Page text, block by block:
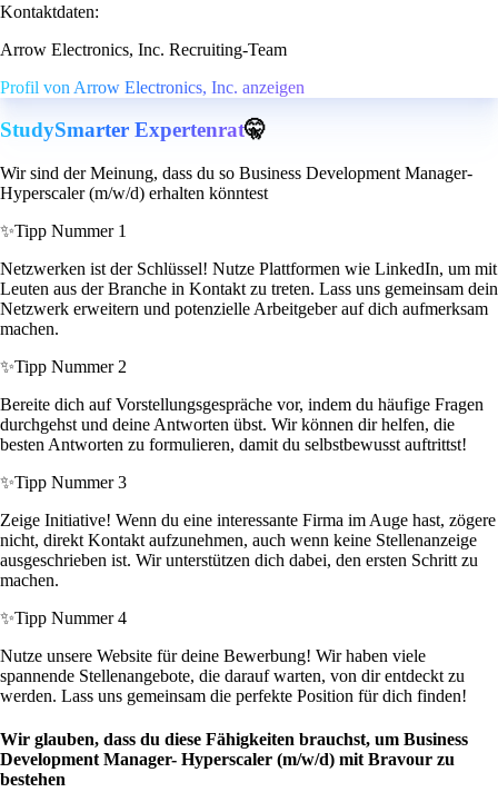
Kontaktdaten:
Arrow Electronics, Inc. Recruiting-Team
Profil von Arrow Electronics, Inc. anzeigen
StudySmarter Expertenrat🤫
Wir sind der Meinung, dass du so Business Development Manager-
Hyperscaler (m/w/d) erhalten könntest
✨Tipp Nummer 1
Netzwerken ist der Schlüssel! Nutze Plattformen wie LinkedIn, um mit
Leuten aus der Branche in Kontakt zu treten. Lass uns gemeinsam dein
Netzwerk erweitern und potenzielle Arbeitgeber auf dich aufmerksam
machen.
✨Tipp Nummer 2
Bereite dich auf Vorstellungsgespräche vor, indem du häufige Fragen
durchgehst und deine Antworten übst. Wir können dir helfen, die
besten Antworten zu formulieren, damit du selbstbewusst auftrittst!
✨Tipp Nummer 3
Zeige Initiative! Wenn du eine interessante Firma im Auge hast, zögere
nicht, direkt Kontakt aufzunehmen, auch wenn keine Stellenanzeige
ausgeschrieben ist. Wir unterstützen dich dabei, den ersten Schritt zu
machen.
✨Tipp Nummer 4
Nutze unsere Website für deine Bewerbung! Wir haben viele
spannende Stellenangebote, die darauf warten, von dir entdeckt zu
werden. Lass uns gemeinsam die perfekte Position für dich finden!
Wir glauben, dass du diese Fähigkeiten brauchst, um Business
Development Manager- Hyperscaler (m/w/d) mit Bravour zu
bestehen